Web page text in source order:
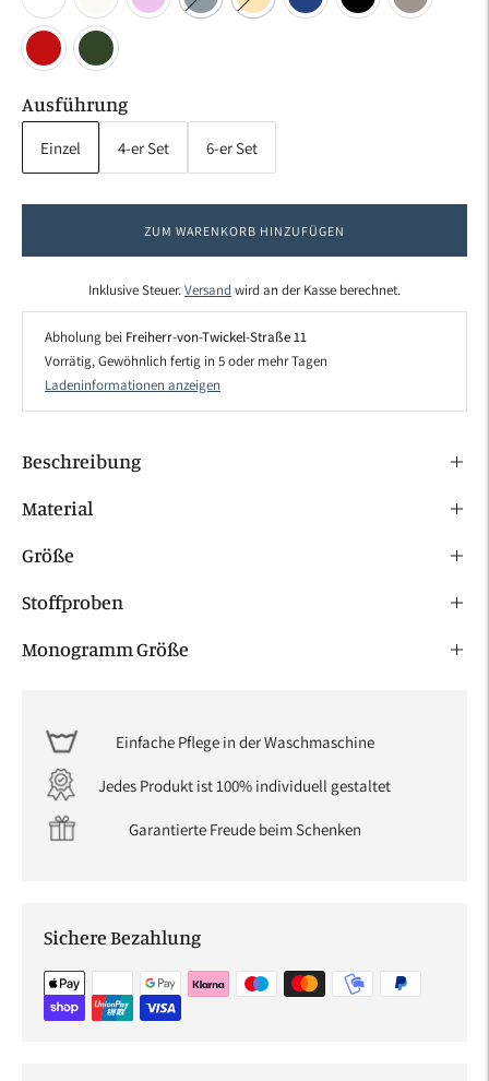
Ausführung
Einzel 4-er Set 6-er Set
ZUM WARENKORB HINZUFÜGEN
Inklusive Steuer.Versand wird an der Kasse berechnet.
Abholung bei Freiherr-von-Twickel-Straße 11
Vorrätig, Gewöhnlich fertig in 5 oder mehr Tagen
Ladeninformationen anzeigen
Beschreibung
Material
Größe
Stoffproben
Monogramm Größe
Einfache Pflege in der Waschmaschine
Jedes Produkt ist 100% individuell gestaltet
Garantierte Freude beim Schenken
Sichere Bezahlung